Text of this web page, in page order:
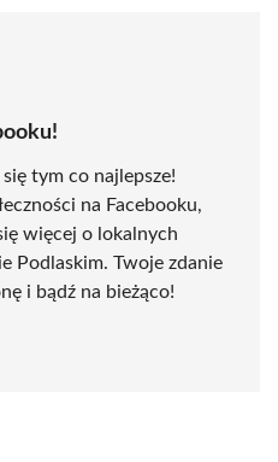
tym co najlepsze!
na Facebooku,
więcej o lokalnych
Podlaskim. Twoje zdanie
i bądź na bieżąco!